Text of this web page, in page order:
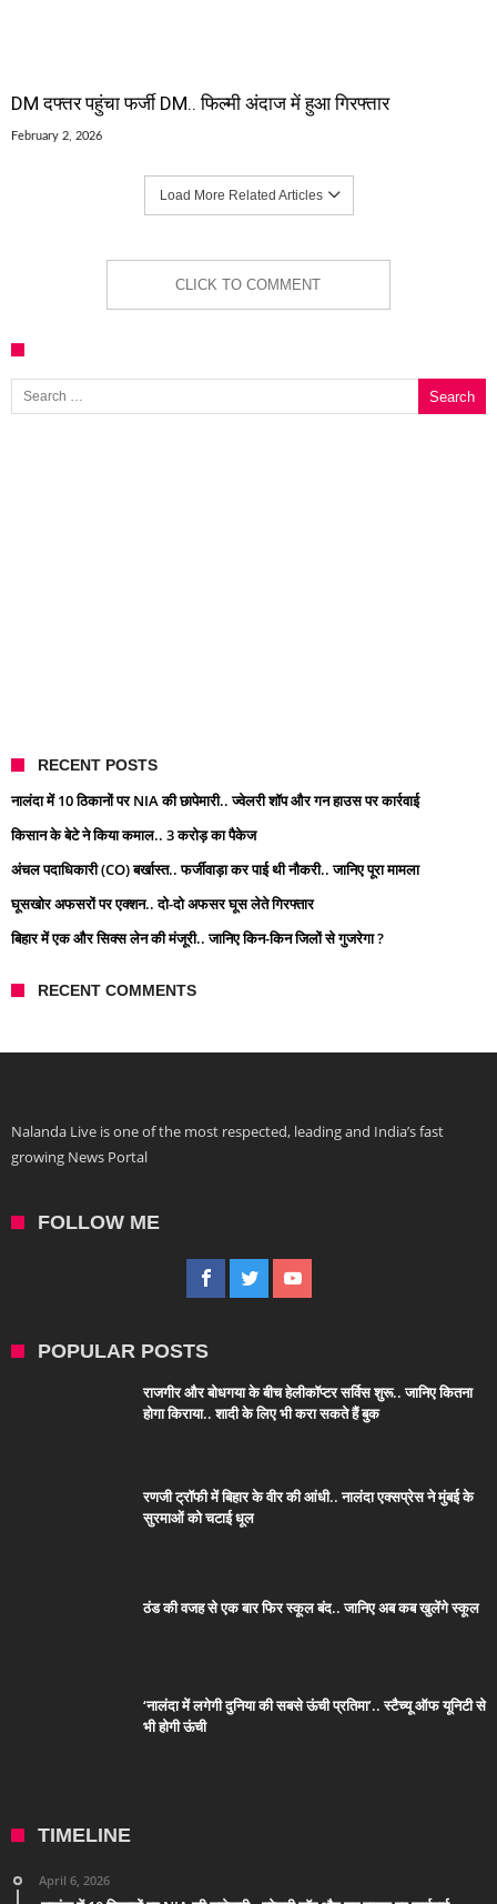
DM दफ्तर पहुंचा फर्जी DM.. फिल्मी अंदाज में हुआ गिरफ्तार
February 2, 2026
Load More Related Articles
CLICK TO COMMENT
Search for:
RECENT POSTS
नालंदा में 10 ठिकानों पर NIA की छापेमारी.. ज्वेलरी शॉप और गन हाउस पर कार्रवाई
किसान के बेटे ने किया कमाल.. 3 करोड़ का पैकेज
अंचल पदाधिकारी (CO) बर्खास्त.. फर्जीवाड़ा कर पाई थी नौकरी.. जानिए पूरा मामला
घूसखोर अफसरों पर एक्शन.. दो-दो अफसर घूस लेते गिरफ्तार
बिहार में एक और सिक्स लेन की मंजूरी.. जानिए किन-किन जिलों से गुजरेगा ?
RECENT COMMENTS
Nalanda Live is one of the most respected, leading and India’s fast
growing News Portal
FOLLOW ME
POPULAR POSTS
राजगीर और बोधगया के बीच हेलीकॉप्टर सर्विस शुरू.. जानिए कितना
होगा किराया.. शादी के लिए भी करा सकते हैं बुक
रणजी ट्रॉफी में बिहार के वीर की आंधी.. नालंदा एक्सप्रेस ने मुंबई के
सुरमाओं को चटाई धूल
ठंड की वजह से एक बार फिर स्कूल बंद.. जानिए अब कब खुलेंगे स्कूल
‘नालंदा में लगेगी दुनिया की सबसे ऊंची प्रतिमा’.. स्टैच्यू ऑफ यूनिटी से
भी होगी ऊंची
TIMELINE
April 6, 2026